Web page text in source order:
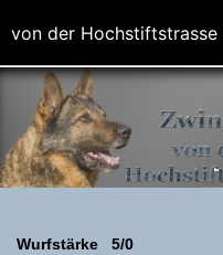
Wurfstärke 5/0
von der Hochstiftstrasse